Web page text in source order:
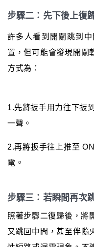
步驟二：先下後上復
許多人看到開關跳到
置，但可能會發現開關
方式為：
1.先將扳手用力往下扳
一聲。
2.再將扳手往上推至
電。
步驟三：若瞬間再次
照著步驟二復歸後，將
又跳回中間，甚至伴隨